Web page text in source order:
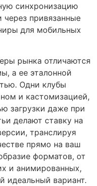
синхронизацию
через привязанные
для мобильных
рынка отличаются
а ее эталонной
Одни клубы
и кастомизацией,
загрузки даже при
делают ставку на
транслируя
прямо на ваш
форматов, от
и анимированных,
идеальный вариант.